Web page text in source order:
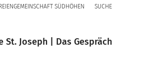
SÜDHÖHEN SUCHE
St. Joseph | Das Gespräch